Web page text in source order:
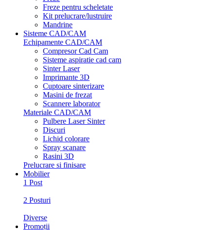
Freze pentru scheletate
Kit prelucrare/lustruire
Mandrine
Sisteme CAD/CAM
Echipamente CAD/CAM
Compresor Cad Cam
Sisteme aspiratie cad cam
Sinter Laser
Imprimante 3D
Cuptoare sinterizare
Masini de frezat
Scannere laborator
Materiale CAD/CAM
Pulbere Laser Sinter
Discuri
Lichid colorare
Spray scanare
Rasini 3D
Prelucrare si finisare
Mobilier
1 Post
2 Posturi
Diverse
Promoții